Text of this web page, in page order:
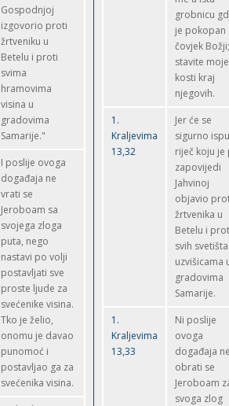
Gospodnjoj
izgovorio proti
žrtveniku u
Betelu i proti
svima
hramovima
visina u
gradovima
Samarije."
I poslije ovoga
događaja ne
vrati se
Jeroboam sa
svojega zloga
puta, nego
nastavi po volji
postavljati sve
proste ljude za
svećenike visina.
Tko je želio,
onomu je davao
punomoć i
postavljao ga za
svećenika visina.
grobnicu
je pokopan
čovjek
stavite moje
kosti kraj
njegovih.
1.
Kraljevima
13,32
Jer će se
sigurno
riječ koju je
zapovijedi
Jahvinoj
objavio
žrtvenika u
Betelu i
svih
uzvišicama
gradovima
Samarije.
1.
Kraljevima
13,33
Ni poslije
ovoga
događaja
obrati se
Jeroboam
svoga zlog